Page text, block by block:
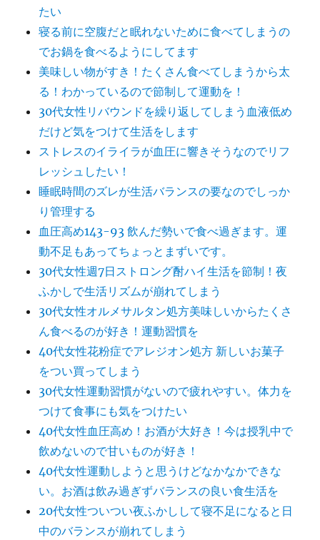
たい
寝る前に空腹だと眠れないために食べてしまうの
でお鍋を食べるようにしてます
美味しい物がすき！たくさん食べてしまうから太
る！わかっているので節制して運動を！
30代女性リバウンドを繰り返してしまう血液低め
だけど気をつけて生活をします
ストレスのイライラが血圧に響きそうなのでリフ
レッシュしたい！
睡眠時間のズレが生活バランスの要なのでしっか
り管理する
血圧高め143-93 飲んだ勢いで食べ過ぎます。運
動不足もあってちょっとまずいです。
30代女性週7日ストロング酎ハイ生活を節制！夜
ふかしで生活リズムが崩れてしまう
30代女性オルメサルタン処方美味しいからたくさ
ん食べるのが好き！運動習慣を
40代女性花粉症でアレジオン処方 新しいお菓子
をつい買ってしまう
30代女性運動習慣がないので疲れやすい。体力を
つけて食事にも気をつけたい
40代女性血圧高め！お酒が大好き！今は授乳中で
飲めないので甘いものが好き！
40代女性運動しようと思うけどなかなかできな
い。お酒は飲み過ぎずバランスの良い食生活を
20代女性ついつい夜ふかしして寝不足になると日
中のバランスが崩れてしまう